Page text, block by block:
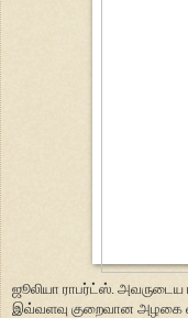
ஜூலியா ராபர்ட்ஸ்.
இவ்வளவு குறைவான அழகை